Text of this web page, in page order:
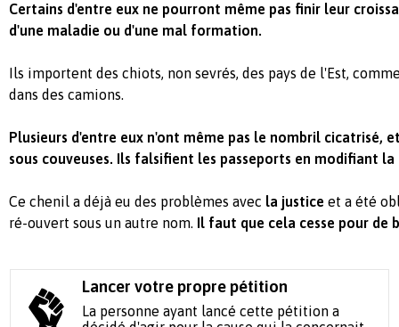
Certains d'entre eux ne pourront même pas finir leur
d'une maladie ou d'une mal formation.
Ils importent des chiots, non sevrés, des pays de l'Est,
dans des camions.
Plusieurs d'entre eux n'ont même pas le nombril cicatrisé,
sous couveuses. Ils falsifient les passeports en modifiant la
Ce chenil a déjà eu des problèmes avec la justice et a été
ré-ouvert sous un autre nom. Il faut que cela cesse pour de
Lancer votre propre pétition
La personne ayant lancé cette pétition a